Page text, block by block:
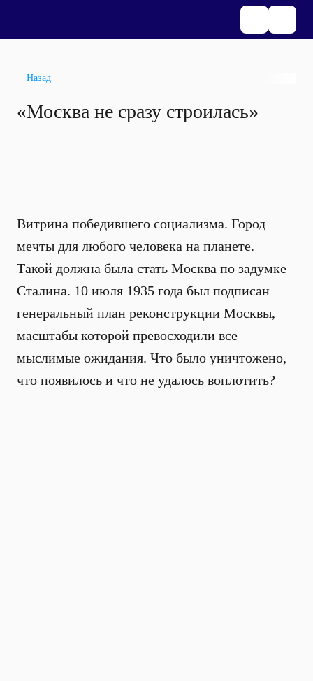
Назад
«Москва не сразу строилась»
Витрина победившего социализма. Город
мечты для любого человека на планете.
Такой должна была стать Москва по задумке
Сталина. 10 июля 1935 года был подписан
генеральный план реконструкции Москвы,
масштабы которой превосходили все
мыслимые ожидания. Что было уничтожено,
что появилось и что не удалось воплотить?